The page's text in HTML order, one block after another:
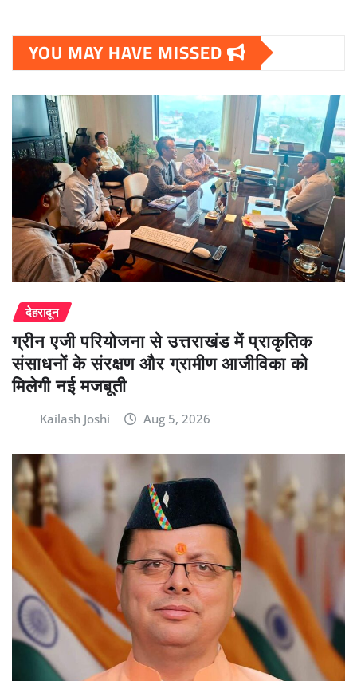
YOU MAY HAVE MISSED
देहरादून
ग्रीन एजी परियोजना से उत्तराखंड में प्राकृतिक
संसाधनों के संरक्षण और ग्रामीण आजीविका को
मिलेगी नई मजबूती
Kailash Joshi Aug 5, 2026